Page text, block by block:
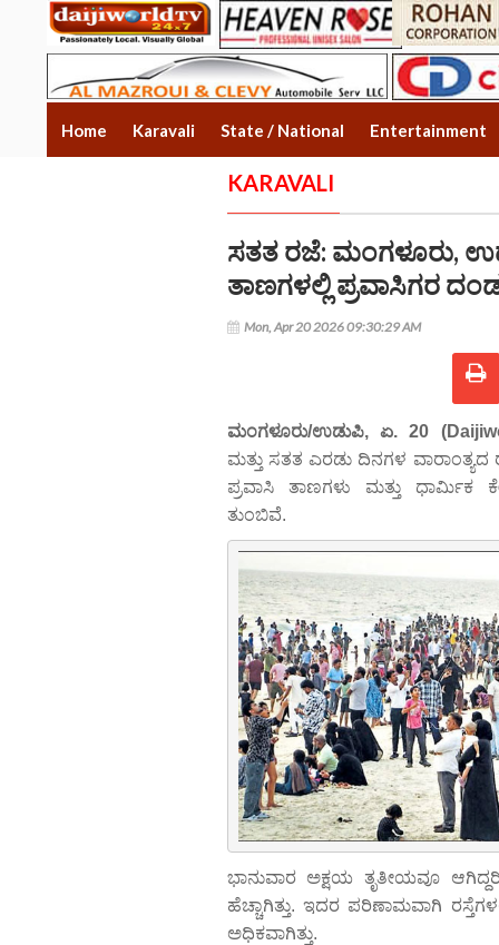
Home Karavali State / National Entertainment
KARAVALI
ಸತತ ರಜೆ: ಮಂಗಳೂರು,
ತಾಣಗಳಲ್ಲಿ ಪ್ರವಾಸಿಗರ
Mon, Apr 20 2026 09:30:29 AM
ಮಂಗಳೂರು/ಉಡುಪಿ, ಏ. 20
ಮತ್ತು ಸತತ ಎರಡು ದಿನಗಳ
ಪ್ರವಾಸಿ ತಾಣಗಳು ಮತ್ತು ಧಾರ್ಮಿಕ
ತುಂಬಿವೆ.
ಭಾನುವಾರ ಅಕ್ಷಯ ತೃತೀಯವೂ
ಹೆಚ್ಚಾಗಿತ್ತು. ಇದರ ಪರಿಣಾಮವಾಗಿ
ಅಧಿಕವಾಗಿತ್ತು.